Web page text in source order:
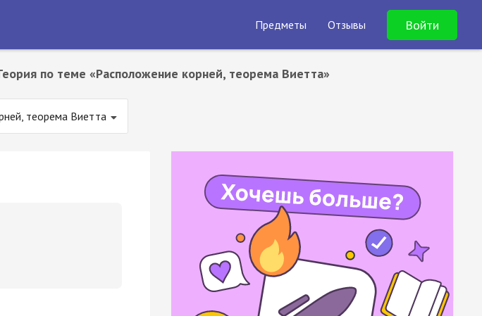
Предметы Отзывы Войти
по теме «Расположение корней, теорема Виетта»
теорема Виетта